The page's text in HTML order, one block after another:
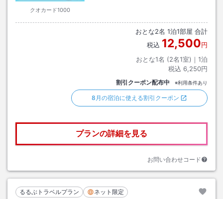
クオカード1000
おとな2名 1泊1部屋 合計
税込 12,500円
おとな1名 (2名1室)｜ 1泊
税込 6,250円
割引クーポン配布中 ※利用条件あり
8月の宿泊に使える割引クーポン
プランの詳細を見る
お問い合わせコード
るるぶトラベルプラン ネット限定